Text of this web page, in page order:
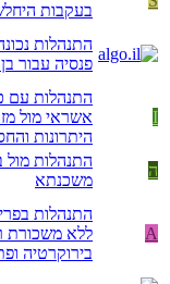
בעקבות
התנהלות
פנסיה עבור בן 39
I
התנהלות עם
אשראי מול
היתרונות
ה
התנהלות מול
משכנתא
A
התנהלות
ללא משכורת
בירוקרטיה